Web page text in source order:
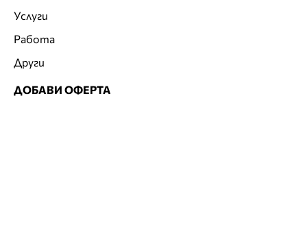
Услуги
Работа
Други
ДОБАВИ ОФЕРТА